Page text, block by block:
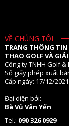
VỀ CHÚNG TÔI
TRANG THÔNG
THAO GOLF VÀ
Công ty TNHH Golf
Số giấy phép xuất
Cấp ngày: 17/12/
Đại diện bởi:
Bà Vũ Vân Yến
Tel.: 090 326 0929